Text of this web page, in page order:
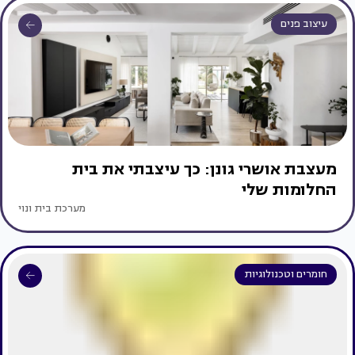
עיצוב פנים
מעצבת אושרי גונן: כך עיצבתי את בית
החלומות שלי
מערכת בית ונוי
חומרים וטכנולוגיות